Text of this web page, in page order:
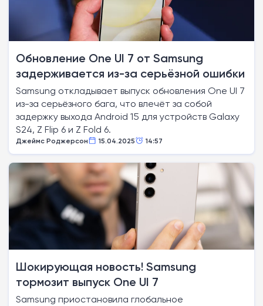
Обновление One UI 7 от Samsung
задерживается из-за серьёзной ошибки
Samsung откладывает выпуск обновления One UI 7
из-за серьёзного бага, что влечёт за собой
задержку выхода Android 15 для устройств Galaxy
S24, Z Flip 6 и Z Fold 6.
Джеймс Роджерсон 15.04.2025 14:57
Шокирующая новость! Samsung
тормозит выпуск One UI 7
Samsung приостановила глобальное